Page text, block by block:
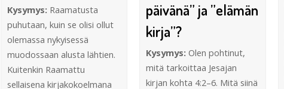
Kysymys: Raamatusta
puhutaan, kuin se olisi ollut
olemassa nykyisessä
muodossaan alusta lähtien.
Kuitenkin Raamattu
sellaisena kirjakokoelmana
päivänä” ja ”elämän
kirja”?
Kysymys: Olen pohtinut,
mitä tarkoittaa Jesajan
kirjan kohta 4:2–6. Mitä siinä